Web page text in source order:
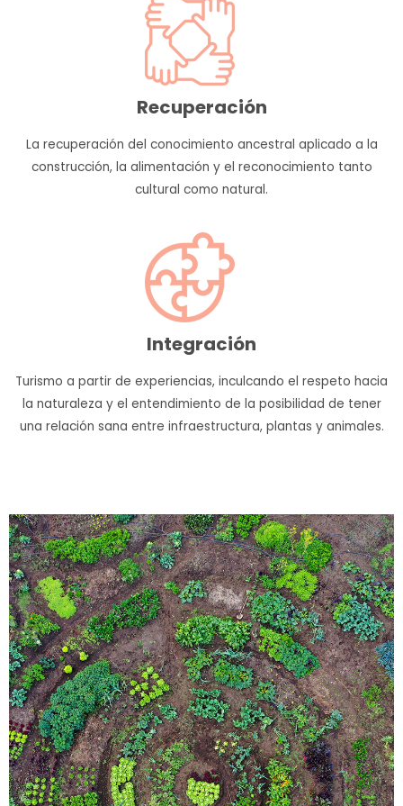
Recuperación
La recuperación del conocimiento ancestral aplicado a la
construcción, la alimentación y el reconocimiento tanto
cultural como natural.
Integración
Turismo a partir de experiencias, inculcando el respeto hacia
la naturaleza y el entendimiento de la posibilidad de tener
una relación sana entre infraestructura, plantas y animales.